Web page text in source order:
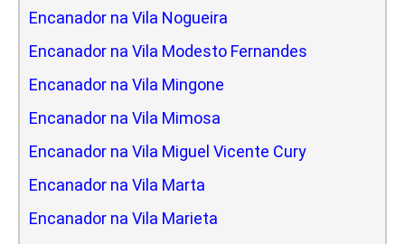
Encanador na Vila Nogueira
Encanador na Vila Modesto Fernandes
Encanador na Vila Mingone
Encanador na Vila Mimosa
Encanador na Vila Miguel Vicente Cury
Encanador na Vila Marta
Encanador na Vila Marieta